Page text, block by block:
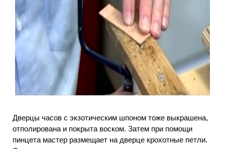
Дверцы часов с экзотическим шпоном тоже выкрашена,
отполирована и покрыта воском. Затем при помощи
пинцета мастер размещает на дверце крохотные петли.